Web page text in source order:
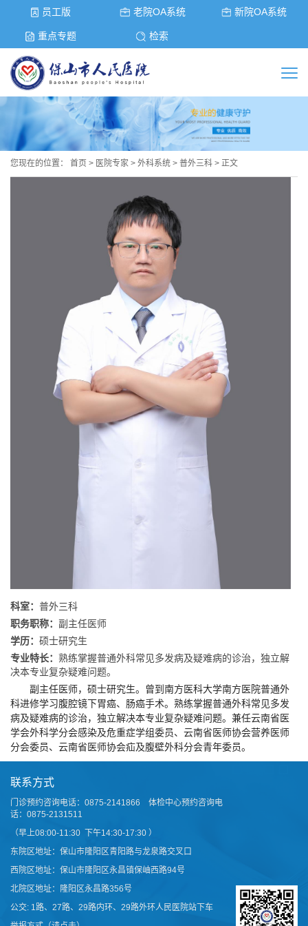
员工版 老院OA系统 新院OA系统
重点专题 检索
您现在的位置： 首页 > 医院专家 > 外科系统 > 普外三科 > 正文
科室： 普外三科
职务职称： 副主任医师
学历： 硕士研究生
专业特长： 熟练掌握普通外科常见多发病及疑难病的诊治，独立解
决本专业复杂疑难问题。
副主任医师，硕士研究生。曾到南方医科大学南方医院普通外
科进修学习腹腔镜下胃癌、肠癌手术。熟练掌握普通外科常见多发
病及疑难病的诊治，独立解决本专业复杂疑难问题。兼任云南省医
学会外科学分会感染及危重症学组委员、云南省医师协会营养医师
分会委员、云南省医师协会疝及腹壁外科分会青年委员。
联系方式
门诊预约咨询电话：0875-2141866 体检中心预约咨询电
话：0875-2131511
（早上08:00-11:30 下午14:30-17:30 ）
东院区地址：保山市隆阳区青阳路与龙泉路交叉口
西院区地址：保山市隆阳区永昌镇保岫西路94号
北院区地址：隆阳区永昌路356号
公交: 1路、27路、29路内环、29路外环人民医院站下车